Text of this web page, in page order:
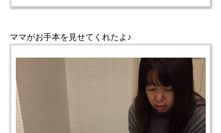
ママがお手本を見せてくれたよ♪